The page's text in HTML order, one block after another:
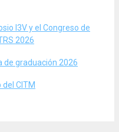
I3V y el Congreso de
2026
de graduación 2026
CITM